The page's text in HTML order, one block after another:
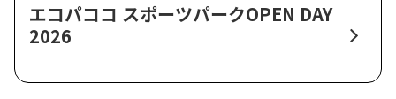
エコパココ スポーツパークOPEN DAY
2026